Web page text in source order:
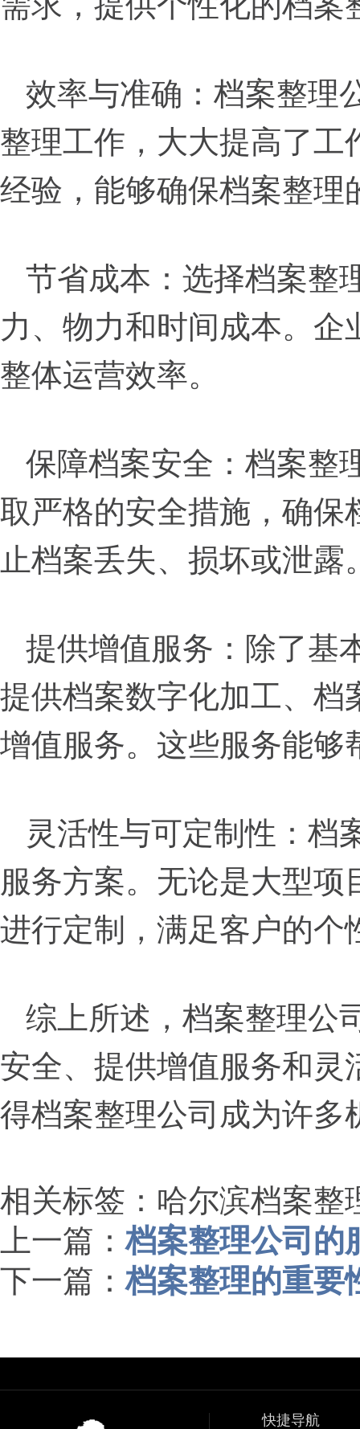
效率与准确：档案整理
整理工作，大大提高了工
经验，能够确保档案整理
节省成本：选择档案整
力、物力和时间成本。
整体运营效率。
保障档案安全：档案整
取严格的安全措施，确保
止档案丢失、损坏或泄露
提供增值服务：除了基
提供档案数字化加工、档
增值服务。这些服务能够
灵活性与可定制性：档
服务方案。无论是大型
进行定制，满足客户的个
综上所述，档案整理公
安全、提供增值服务和灵
得档案整理公司成为许多
相关标签：哈尔滨档案
上一篇：档案整理公司的
下一篇：档案整理的重要
快捷导航